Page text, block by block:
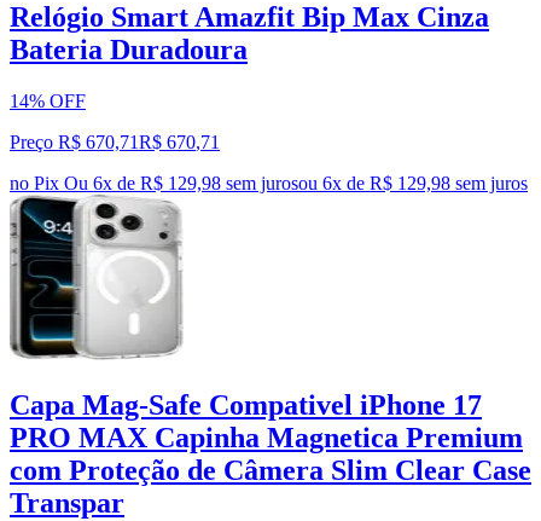
Relógio Smart Amazfit Bip Max Cinza
Bateria Duradoura
14% OFF
Preço R$ 670,71R$ 670,71
no Pix Ou 6x de R$ 129,98 sem jurosou 6x de R$ 129,98 sem juros
Capa Mag-Safe Compativel iPhone 17
PRO MAX Capinha Magnetica Premium
com Proteção de Câmera Slim Clear Case
Transpar